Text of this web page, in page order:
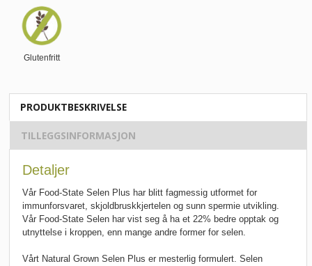
Glutenfritt
PRODUKTBESKRIVELSE
TILLEGGSINFORMASJON
Detaljer
Vår Food-State Selen Plus har blitt fagmessig utformet for
immunforsvaret, skjoldbruskkjertelen og sunn spermie utvikling.
Vår Food-State Selen har vist seg å ha et 22% bedre opptak og
utnyttelse i kroppen, enn mange andre former for selen.
Vårt Natural Grown Selen Plus er mesterlig formulert. Selen